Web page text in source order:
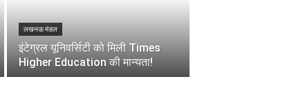
लखनऊ मंडल
इंटेग्रल यूनिवर्सिटी को मिली Times
Higher Education की मान्यता!